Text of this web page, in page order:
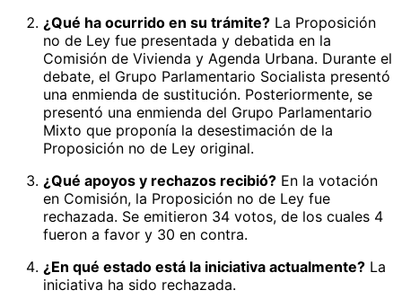
¿Qué ha ocurrido en su trámite? La Proposición
no de Ley fue presentada y debatida en la
Comisión de Vivienda y Agenda Urbana. Durante el
debate, el Grupo Parlamentario Socialista presentó
una enmienda de sustitución. Posteriormente, se
presentó una enmienda del Grupo Parlamentario
Mixto que proponía la desestimación de la
Proposición no de Ley original.
¿Qué apoyos y rechazos recibió? En la votación
en Comisión, la Proposición no de Ley fue
rechazada. Se emitieron 34 votos, de los cuales 4
fueron a favor y 30 en contra.
¿En qué estado está la iniciativa actualmente? La
iniciativa ha sido rechazada.